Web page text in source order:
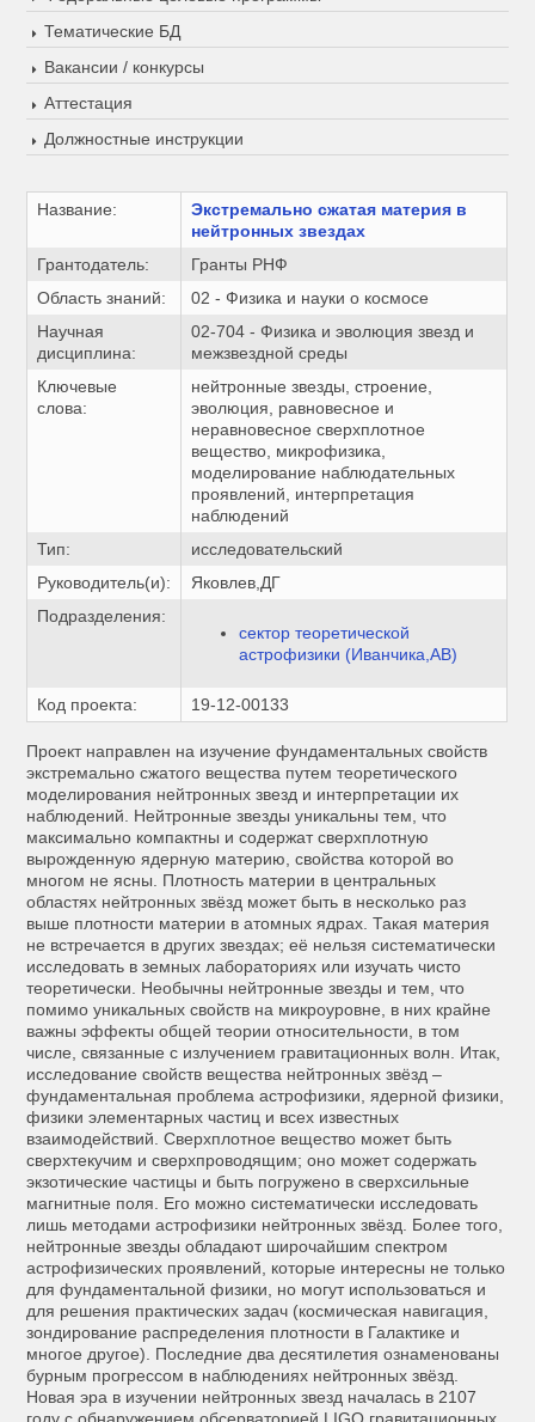
Тематические БД
Вакансии / конкурсы
Аттестация
Должностные инструкции
Название:
Экстремально сжатая материя в
нейтронных звездах
Грантодатель:
Гранты РНФ
Область знаний:
02 - Физика и науки о космосе
Научная
дисциплина:
02-704 - Физика и эволюция звезд и
межзвездной среды
Ключевые
слова:
нейтронные звезды, строение,
эволюция, равновесное и
неравновесное сверхплотное
вещество, микрофизика,
моделирование наблюдательных
проявлений, интерпретация
наблюдений
Тип:
исследовательский
Руководитель(и):
Яковлев,ДГ
Подразделения:
сектор теоретической
астрофизики (Иванчика,АВ)
Код проекта: 19-12-00133
Проект направлен на изучение фундаментальных свойств
экстремально сжатого вещества путем теоретического
моделирования нейтронных звезд и интерпретации их
наблюдений. Нейтронные звезды уникальны тем, что
максимально компактны и содержат сверхплотную
вырожденную ядерную материю, свойства которой во
многом не ясны. Плотность материи в центральных
областях нейтронных звёзд может быть в несколько раз
выше плотности материи в атомных ядрах. Такая материя
не встречается в других звездах; её нельзя систематически
исследовать в земных лабораториях или изучать чисто
теоретически. Необычны нейтронные звезды и тем, что
помимо уникальных свойств на микроуровне, в них крайне
важны эффекты общей теории относительности, в том
числе, связанные с излучением гравитационных волн. Итак,
исследование свойств вещества нейтронных звёзд –
фундаментальная проблема астрофизики, ядерной физики,
физики элементарных частиц и всех известных
взаимодействий. Сверхплотное вещество может быть
сверхтекучим и сверхпроводящим; оно может содержать
экзотические частицы и быть погружено в сверхсильные
магнитные поля. Его можно систематически исследовать
лишь методами астрофизики нейтронных звёзд. Более того,
нейтронные звезды обладают широчайшим спектром
астрофизических проявлений, которые интересны не только
для фундаментальной физики, но могут использоваться и
для решения практических задач (космическая навигация,
зондирование распределения плотности в Галактике и
многое другое). Последние два десятилетия ознаменованы
бурным прогрессом в наблюдениях нейтронных звёзд.
Новая эра в изучении нейтронных звезд началась в 2107